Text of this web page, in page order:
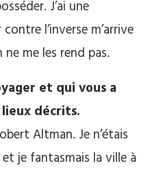
J’ai une
l’inverse m’arrive
me les rend pas.
et qui vous a
décrits.
Altman. Je n’étais
je fantasmais la ville à